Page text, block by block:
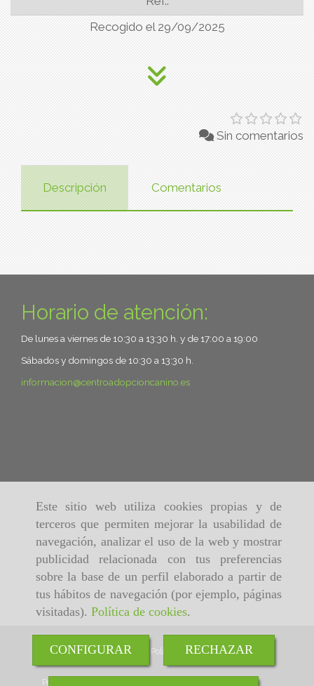
Este sitio web utiliza cookies propias y de
terceros que permiten mejorar la usabilidad de
navegación, analizar el uso de la web y mostrar
publicidad relacionada con tus preferencias
sobre la base de un perfil elaborado a partir de
tus hábitos de navegación (por ejemplo, páginas
visitadas). Política de cookies.
CONFIGURAR RECHAZAR
Recogido el 29/09/2025
Sin comentarios
Descripción Comentarios
Horario de atención:
De lunes a viernes de 10:30 a 13:30 h. y de 17:00 a 19:00
Sábados y domingos de 10:30 a 13:30 h.
informacion
centroadopcioncanino.es
Inicio Aviso Legal Política de cookies
Política de Privacidad